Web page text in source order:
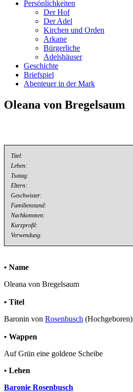
Persönlichkeiten
Der Hof
Der Adel
Kirchen und Orden
Arkane
Bürgerliche
Adelshäuser
Geschichte
Briefspiel
Abenteuer in der Mark
Oleana von Bregelsaum
Titel:
Lehen:
Tsatag:
Eltern:
Geschwister:
Familienstand:
Nachkommen:
Kurzprofil:
Verwendung:
• Name
Oleana von Bregelsaum
• Titel
Baronin von Rosenbusch (Hochgeboren)
• Wappen
Auf Grün eine goldene Scheibe
• Lehen
Baronie Rosenbusch